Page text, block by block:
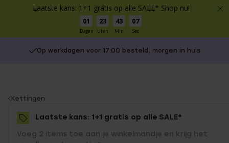
Laatste kans: 1+1 gratis op alle SALE* Shop nu!
01
Dagen
23
Uren
43
Min
07
Sec
Op werkdagen voor 17:00 besteld, morgen in huis
You
are
here:
Kettingen
Laatste kans: 1+1 gratis op alle SALE*
Voeg 2 items toe aan je winkelmandje en krijg het